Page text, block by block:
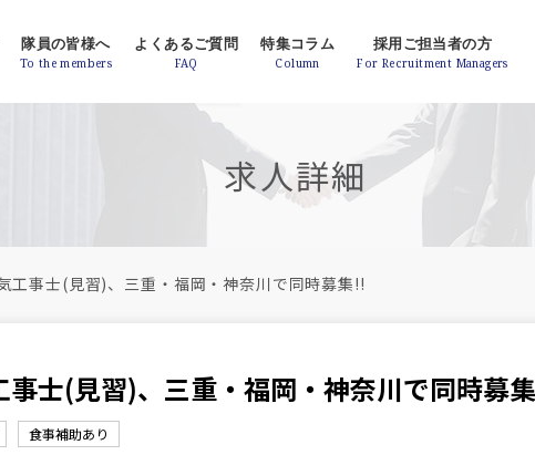
隊員の皆様へ よくあるご質問 特集コラム 採用ご担当者の方
求人詳細
工事士(見習)、三重・福岡・神奈川で同時募集!!
事士(見習)、三重・福岡・神奈川で同時募
食事補助あり